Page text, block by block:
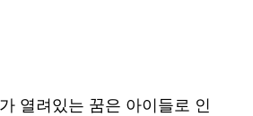
열려있는 꿈은 아이들로 인